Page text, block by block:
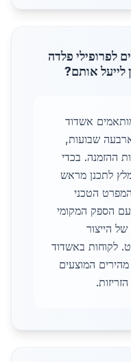
לפרופילי פלדה
לייעל אותם?
אשדוד
שבועות,
ההזמנה. בכדי
לתכנן מראש
הטכני
עם הספק המקומי
הייצור
לקוחות באשדוד
מהירים המוצעים